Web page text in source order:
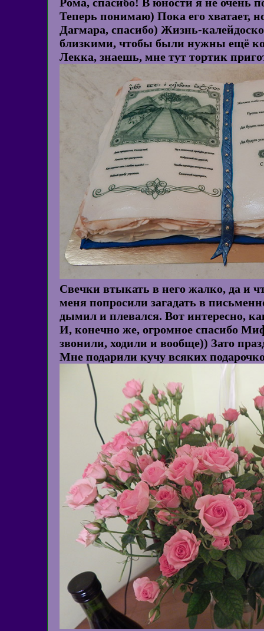
Теперь понимаю) Пока его хватает,
Дагмара, спасибо) Жизнь-
близкими, чтобы были нужны ещё
Лекка, знаешь, мне тут тортик
Свечки втыкать в него жалко, да и
меня попросили загадать в
дымил и плевался. Вот интересно,
И, конечно же, огромное спасибо
звонили, ходили и вообще)) Зато
Мне подарили кучу всяких